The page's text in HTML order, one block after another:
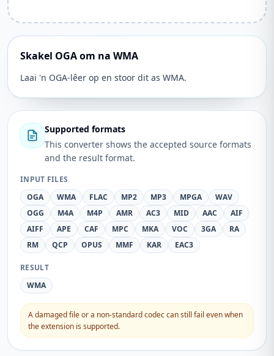
Skakel OGA om na WMA
Laai 'n OGA-lêer op en stoor dit as WMA.
Supported formats
This converter shows the accepted source formats
and the result format.
INPUT FILES
OGA
WMA FLAC MP2 MP3 MPGA
WAV
OGG
M4A M4P AMR AC3 MID AAC
AIF
AIFF
APE CAF MPC MKA VOC 3GA
RA
RM
QCP OPUS MMF KAR EAC3
RESULT
WMA
A damaged file or a non-standard codec can still fail even when
the extension is supported.